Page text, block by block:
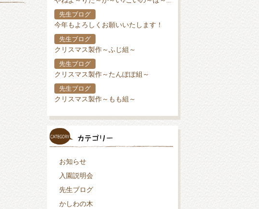
先生ブログ
今年もよろしくお願いいたします！
先生ブログ
クリスマス製作～ふじ組～
先生ブログ
クリスマス製作～たんぽぽ組～
先生ブログ
クリスマス製作～もも組～
お知らせ
入園説明会
先生ブログ
かしわの木